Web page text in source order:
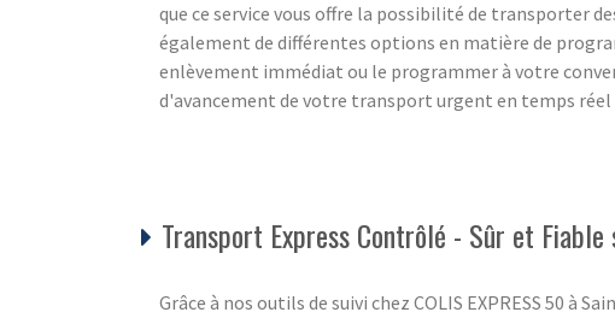
que ce service vous offre la possibilité de transporter
également de différentes options en matière de
enlèvement immédiat ou le programmer à votre
d'avancement de votre transport urgent en temps réel
Transport Express Contrôlé - Sûr et
Grâce à nos outils de suivi chez COLIS EXPRESS 50 à